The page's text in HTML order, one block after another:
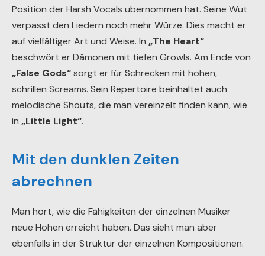
Position der Harsh Vocals übernommen hat. Seine Wut
verpasst den Liedern noch mehr Würze. Dies macht er
auf vielfältiger Art und Weise. In „The Heart“
beschwört er Dämonen mit tiefen Growls. Am Ende von
„False Gods“sorgt er für Schrecken mit hohen,
schrillen Screams. Sein Repertoire beinhaltet auch
melodische Shouts, die man vereinzelt finden kann, wie
in „Little Light“.
Mit den dunklen Zeiten
abrechnen
Man hört, wie die Fähigkeiten der einzelnen Musiker
neue Höhen erreicht haben. Das sieht man aber
ebenfalls in der Struktur der einzelnen Kompositionen.